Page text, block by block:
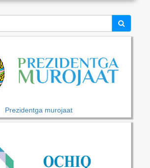
Prezidentga murojaat